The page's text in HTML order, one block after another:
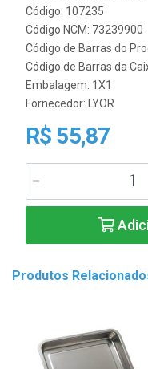
Código: 107235
Código NCM: 73239900
Código de Barras do
Código de Barras da
Embalagem: 1X1
Fornecedor: LYOR
R$ 55,87
Produtos